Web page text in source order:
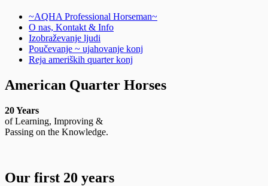
~AQHA Professional Horseman~
O nas, Kontakt & Info
Izobraževanje ljudi
Poučevanje ~ ujahovanje konj
Reja ameriških quarter konj
American Quarter Horses
20 Years
of Learning, Improving &
Passing on the Knowledge.
Our first 20 years